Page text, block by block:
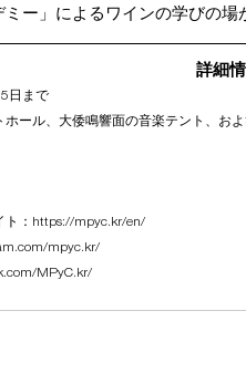
ー」によるワインの学びの場
詳細
日まで
ール、大倭鳴響面の音楽テント、お
ト：https://mpyc.kr/en/
mpyc.kr/
MPyC.kr/